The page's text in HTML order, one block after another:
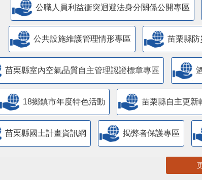
公職人員利益衝突迴避法身分關係公開專區
​公共設施維護管理情形專區 苗栗縣防
苗栗縣室內空氣品質自主管理認證標章專區
18鄉鎮市年度特色活動 苗栗縣自主更新
苗栗縣國土計畫資訊網 揭弊者保護專區